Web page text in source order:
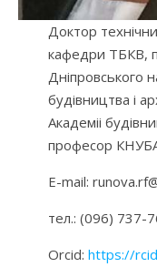
Доктор
кафедри ТБКВ,
Дніпровського
будівництва і
Академіі
професор
E-mail:
тел.: (096) 737-
Orcid: https://